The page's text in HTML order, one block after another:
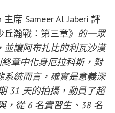
席 Sameer Al Jaberi 評
丘瀚戰：第三章》 的一眾
並讓阿布扎比的利瓦沙漠
章中化身厄拉科斯，對
統而言，確實是意義深
31 天的拍攝，動員了超
，從 6 名實習生、38 名